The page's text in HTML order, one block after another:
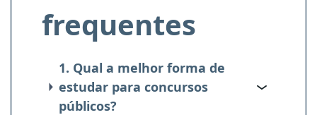
frequentes
1. Qual a melhor forma de
estudar para concursos
públicos?